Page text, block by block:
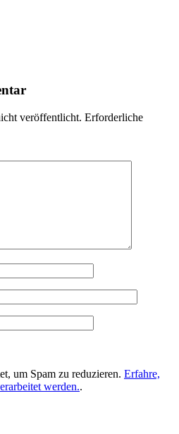
veröffentlicht. Erforderliche
um Spam zu reduzieren. Erfahre,
werden..